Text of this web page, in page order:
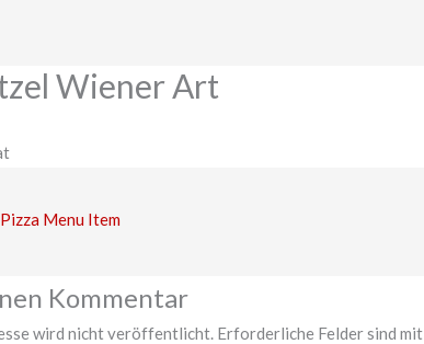
Wiener Art
Menu Item
Kommentar
wird nicht veröffentlicht. Erforderliche Felder sind mit